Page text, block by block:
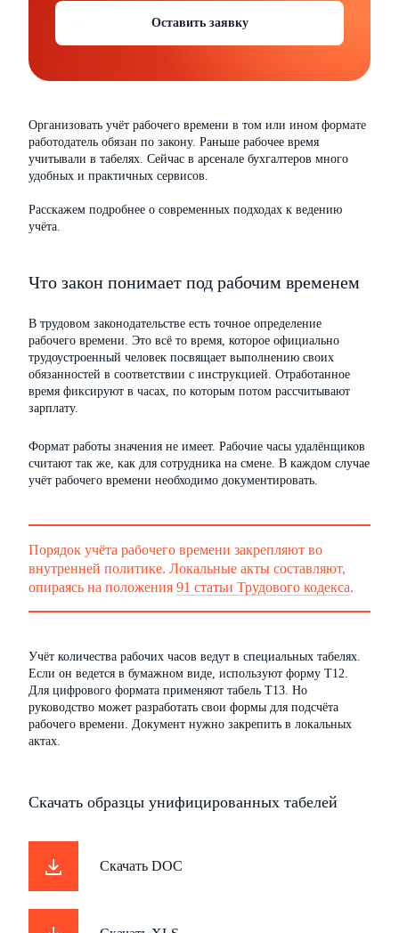
Оставить заявку
Организовать учёт рабочего времени в том или ином формате
работодатель обязан по закону. Раньше рабочее время
учитывали в табелях. Сейчас в арсенале бухгалтеров много
удобных и практичных сервисов.
Расскажем подробнее о современных подходах к ведению
учёта.
Что закон понимает под рабочим временем
В трудовом законодательстве есть точное определение
рабочего времени. Это всё то время, которое официально
трудоустроенный человек посвящает выполнению своих
обязанностей в соответствии с инструкцией. Отработанное
время фиксируют в часах, по которым потом рассчитывают
зарплату.
Формат работы значения не имеет. Рабочие часы удалёнщиков
считают так же, как для сотрудника на смене. В каждом случае
учёт рабочего времени необходимо документировать.
Порядок учёта рабочего времени закрепляют во
внутренней политике. Локальные акты составляют,
опираясь на положения 91 статьи Трудового кодекса.
Учёт количества рабочих часов ведут в специальных табелях.
Если он ведется в бумажном виде, используют форму Т12.
Для цифрового формата применяют табель Т13. Но
руководство может разработать свои формы для подсчёта
рабочего времени. Документ нужно закрепить в локальных
актах.
Скачать образцы унифицированных табелей
Скачать DOC